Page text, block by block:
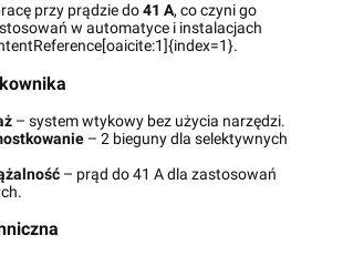
przy prądzie do41 A, co czyni go
w automatyce i instalacjach
– system wtykowy bez użycia narzędzi.
– 2 bieguny dla selektywnych
– prąd do 41 A dla zastosowań